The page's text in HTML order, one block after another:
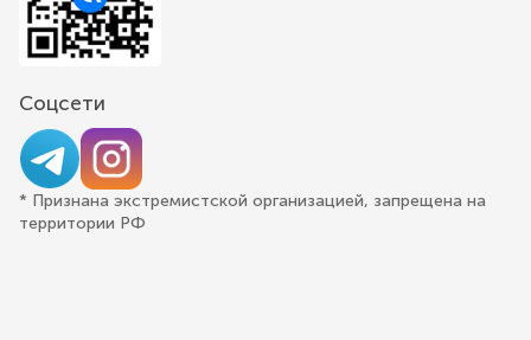
Соцсети
* Признана экстремистской организацией, запрещена на
территории РФ